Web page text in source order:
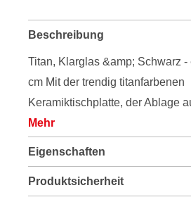
Beschreibung
Titan, Klarglas &amp; Schwarz -
cm Mit der trendig titanfarbenen
Keramiktischplatte, der Ablage
Mehr
Eigenschaften
Produktsicherheit